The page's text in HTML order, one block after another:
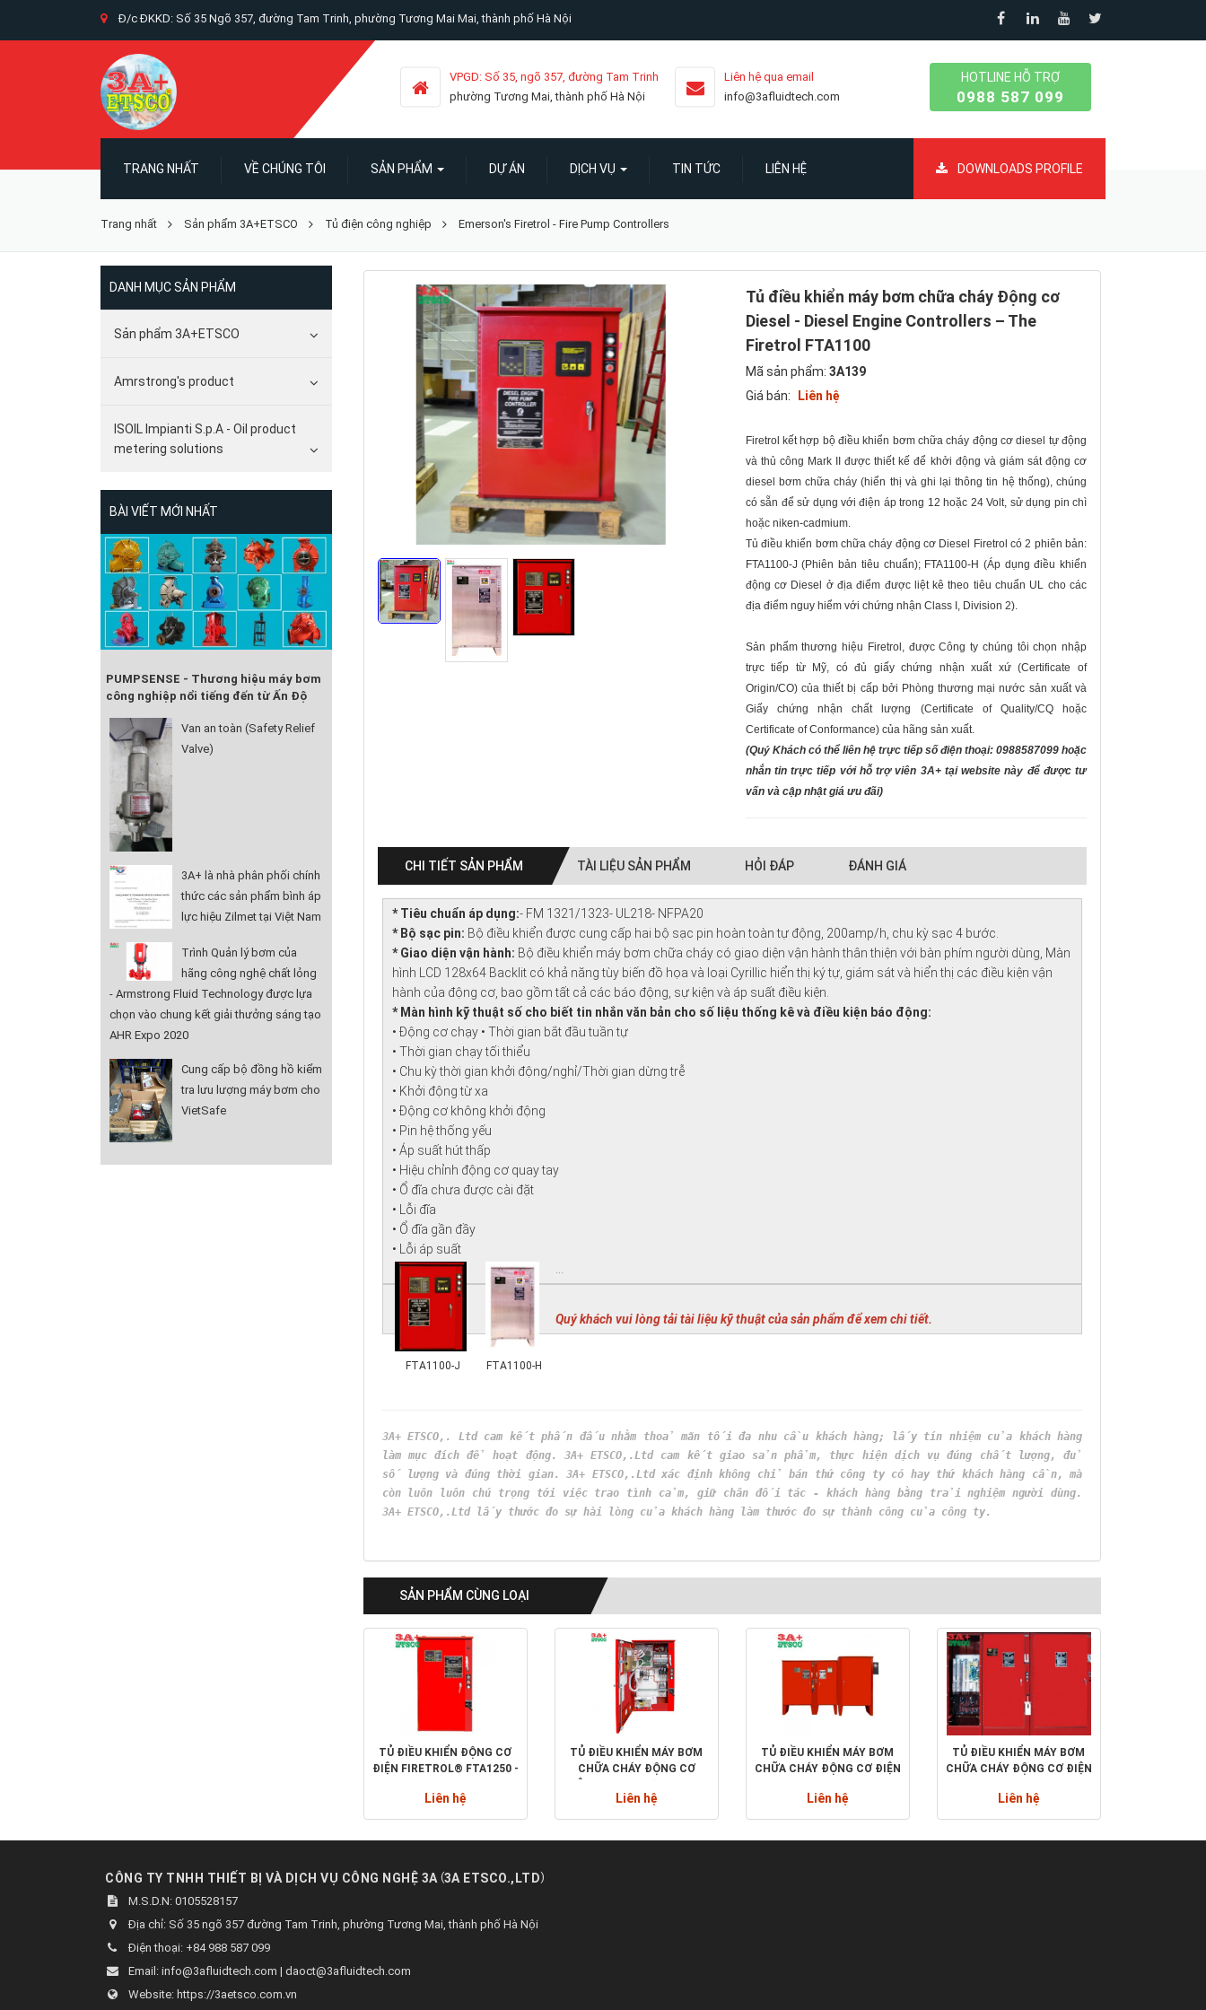
VPGD: Số 35, ngõ 357, đường Tam Trinh
phường Tương Mai, thành phố Hà Nội
Liên hệ qua email
info@3afluidtech.com
HOTLINE HỖ TRỢ
0988 587 099
TRANG NHẤT VỀ CHÚNG TÔI SẢN PHẨM DỰ ÁN DỊCH VỤ TIN TỨC LIÊN HỆ DOWNLOADS PROFILE
Đ/c ĐKKD: Số 35 Ngõ 357, đường Tam Trinh, phường Tương Mai Mai, thành phố Hà Nội
Trang nhất Sản phẩm 3A+ETSCO Tủ điện công nghiệp Emerson's Firetrol - Fire Pump Controllers
Tủ điều khiển máy bơm chữa cháy Động cơ
Diesel - Diesel Engine Controllers – The
Firetrol FTA1100
Mã sản phẩm: 3A139
Giá bán:
Liên hệ
Firetrol kết hợp bộ điều khiển bơm chữa cháy động cơ diesel tự động
và thủ công Mark II được thiết kế để khởi động và giám sát động cơ
diesel bơm chữa cháy (hiển thị và ghi lại thông tin hệ thống), chúng
có sẵn để sử dụng với điện áp trong 12 hoặc 24 Volt, sử dụng pin chì
hoặc niken-cadmium.
Tủ điều khiển bơm chữa cháy động cơ Diesel Firetrol có 2 phiên bản:
FTA1100-J (Phiên bản tiêu chuẩn); FTA1100-H (Áp dụng điều khiển
động cơ Diesel ở địa điểm được liệt kê theo tiêu chuẩn UL cho các
địa điểm nguy hiểm với chứng nhận Class I, Division 2).
Sản phẩm thương hiệu Firetrol, được Công ty chúng tôi chọn nhập
trực tiếp từ Mỹ, có đủ giấy chứng nhận xuất xứ (Certificate of
Origin/CO) của thiết bị cấp bởi Phòng thương mại nước sản xuất và
Giấy chứng nhận chất lượng (Certificate of Quality/CQ hoặc
Certificate of Conformance) của hãng sản xuất.
(Quý Khách có thể liên hệ trực tiếp số điện thoại: 0988587099 hoặc
nhắn tin trực tiếp với hỗ trợ viên 3A+ tại website này để được tư
vấn và cập nhật giá ưu đãi)
CHI TIẾT SẢN PHẨM TÀI LIỆU SẢN PHẨM HỎI ĐÁP ĐÁNH GIÁ
* Tiêu chuẩn áp dụng:- FM 1321/1323- UL218- NFPA20
* Bộ sạc pin: Bộ điều khiển được cung cấp hai bộ sạc pin hoàn toàn tự động, 200amp/h, chu kỳ sạc 4 bước.
* Giao diện vận hành: Bộ điều khiển máy bơm chữa cháy có giao diện vận hành thân thiện với bàn phím người dùng, Màn
hình LCD 128x64 Backlit có khả năng tùy biến đồ họa và loại Cyrillic hiển thị ký tự, giám sát và hiển thị các điều kiện vận
hành của động cơ, bao gồm tất cả các báo động, sự kiện và áp suất điều kiện.
* Màn hình kỹ thuật số cho biết tin nhắn văn bản cho số liệu thống kê và điều kiện báo động:
• Động cơ chạy • Thời gian bắt đầu tuần tự
• Thời gian chạy tối thiểu
• Chu kỳ thời gian khởi động/nghỉ/Thời gian dừng trễ
• Khởi động từ xa
• Động cơ không khởi động
• Pin hệ thống yếu
• Áp suất hút thấp
• Hiệu chỉnh động cơ quay tay
• Ổ đĩa chưa được cài đặt
• Lỗi đĩa
• Ổ đĩa gần đầy
• Lỗi áp suất
FTA1100-J FTA1100-H
Quý khách vui lòng tải tài liệu kỹ thuật của sản phẩm để xem chi tiết.
3A+ ETSCO,. Ltd cam kết phấn đấu nhằm thoả mãn tối đa nhu cầu khách hàng; lấy tín nhiệm của khách hàng
làm mục đích để hoạt động. 3A+ ETSCO,.Ltd cam kết giao sản phẩm, thực hiện dịch vụ đúng chất lượng, đủ
số lượng và đúng thời gian. 3A+ ETSCO,.Ltd xác định không chỉ bán thứ công ty có hay thứ khách hàng cần, mà
còn luôn luôn chú trọng tới việc trao tình cảm, giữ chân đối tác - khách hàng bằng trải nghiệm người dùng.
3A+ ETSCO,.Ltd lấy thước đo sự hài lòng của khách hàng làm thước đo sự thành công của công ty.
SẢN PHẨM CÙNG LOẠI
TỦ ĐIỀU KHIỂN ĐỘNG CƠ
ĐIỆN FIRETROL® FTA1250 -
Liên hệ
TỦ ĐIỀU KHIỂN MÁY BƠM
CHỮA CHÁY ĐỘNG CƠ
- FULL VOLTAGE STARTING
Liên hệ
TỦ ĐIỀU KHIỂN MÁY BƠM
CHỮA CHÁY ĐỘNG CƠ ĐIỆN
Liên hệ
TỦ ĐIỀU KHIỂN MÁY BƠM
CHỮA CHÁY ĐỘNG CƠ ĐIỆN
Liên hệ
DANH MỤC SẢN PHẨM
Sản phẩm 3A+ETSCO
Amrstrong's product
ISOIL Impianti S.p.A - Oil product
metering solutions
BÀI VIẾT MỚI NHẤT
PUMPSENSE - Thương hiệu máy bơm
công nghiệp nổi tiếng đến từ Ấn Độ
Van an toàn (Safety Relief
Valve)
3A+ là nhà phân phối chính
thức các sản phẩm bình áp
lực hiệu Zilmet tại Việt Nam
Trình Quản lý bơm của
hãng công nghệ chất lỏng
- Armstrong Fluid Technology được lựa
chọn vào chung kết giải thưởng sáng tạo
AHR Expo 2020
Cung cấp bộ đồng hồ kiểm
tra lưu lượng máy bơm cho
VietSafe
CÔNG TY TNHH THIẾT BỊ VÀ DỊCH VỤ CÔNG NGHỆ 3A (3A ETSCO.,LTD)
M.S.D.N: 0105528157
Địa chỉ: Số 35 ngõ 357 đường Tam Trinh, phường Tương Mai, thành phố Hà Nội
Điện thoại: +84 988 587 099
Email: info@3afluidtech.com | daoct@3afluidtech.com
Website: https://3aetsco.com.vn